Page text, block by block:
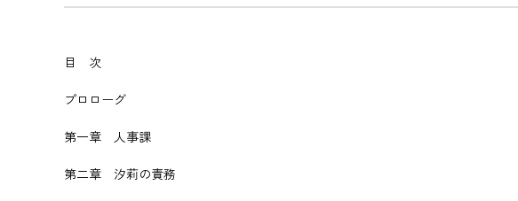
目 次
プロローグ
第一章 人事課
第二章 汐莉の責務